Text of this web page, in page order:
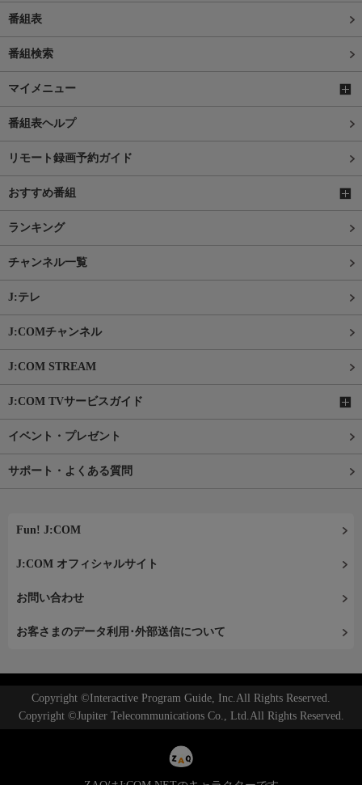
番組表
番組検索
マイメニュー
番組表ヘルプ
リモート録画予約ガイド
おすすめ番組
ランキング
チャンネル一覧
J:テレ
J:COMチャンネル
J:COM STREAM
J:COM TVサービスガイド
イベント・プレゼント
サポート・よくある質問
Fun! J:COM
J:COM オフィシャルサイト
お問い合わせ
お客さまのデータ利用･外部送信について
Copyright ©Interactive Program Guide, Inc.All Rights Reserved.
Copyright ©Jupiter Telecommunications Co., Ltd.All Rights Reserved.